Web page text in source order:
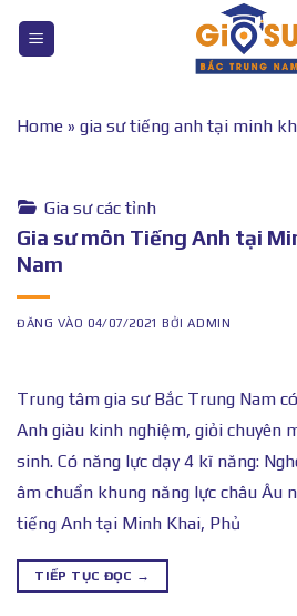
Home » gia sư tiếng anh tại minh
Gia sư các tỉnh
Gia sư môn Tiếng Anh tại
Nam
ĐĂNG VÀO04/07/2021 BỞIADMIN
Trung tâm gia sư Bắc Trung Nam
Anh giàu kinh nghiệm, giỏi chuyên
sinh. Có năng lực dạy 4 kĩ năng:
âm chuẩn khung năng lực châu Âu
tiếng Anh tại Minh Khai, Phủ
TIẾP TỤC ĐỌC →